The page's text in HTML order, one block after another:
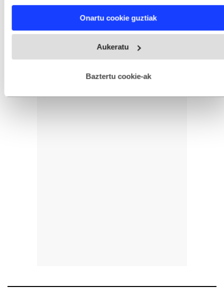
and set your preferences in thedetails section
fitxategiak erabiltzen ditu. Zure esperientzia eta zerbitzuak
esplizitua ematen diguzu.Gehiago irakurri
Onartu cookie guztiak
Aukeratu
Baztertu cookie-ak